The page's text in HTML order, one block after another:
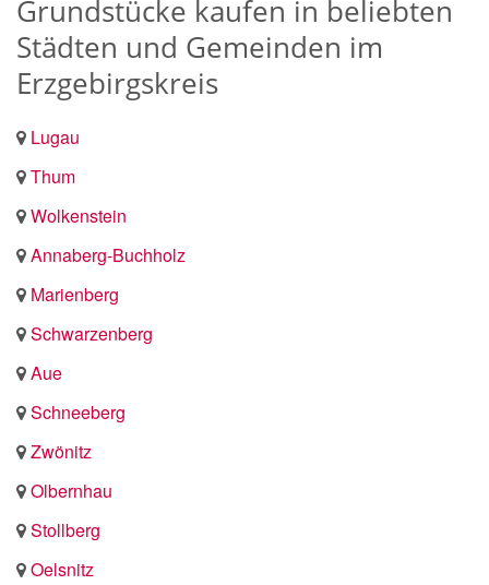
Grundstücke kaufen in beliebten
Städten und Gemeinden im
Erzgebirgskreis
Lugau
Thum
Wolkenstein
Annaberg-Buchholz
Marienberg
Schwarzenberg
Aue
Schneeberg
Zwönitz
Olbernhau
Stollberg
Oelsnitz